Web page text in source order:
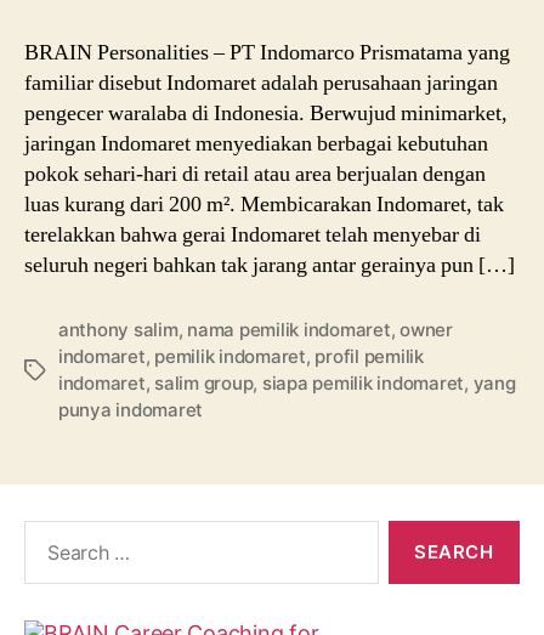
BRAIN Personalities – PT Indomarco Prismatama yang
familiar disebut Indomaret adalah perusahaan jaringan
pengecer waralaba di Indonesia. Berwujud minimarket,
jaringan Indomaret menyediakan berbagai kebutuhan
pokok sehari-hari di retail atau area berjualan dengan
luas kurang dari 200 m². Membicarakan Indomaret, tak
terelakkan bahwa gerai Indomaret telah menyebar di
seluruh negeri bahkan tak jarang antar gerainya pun […]
Tags
anthony salim, nama pemilik indomaret,owner
indomaret, pemilik indomaret, profil pemilik
indomaret, salim group, siapa pemilik indomaret, yang
punya indomaret